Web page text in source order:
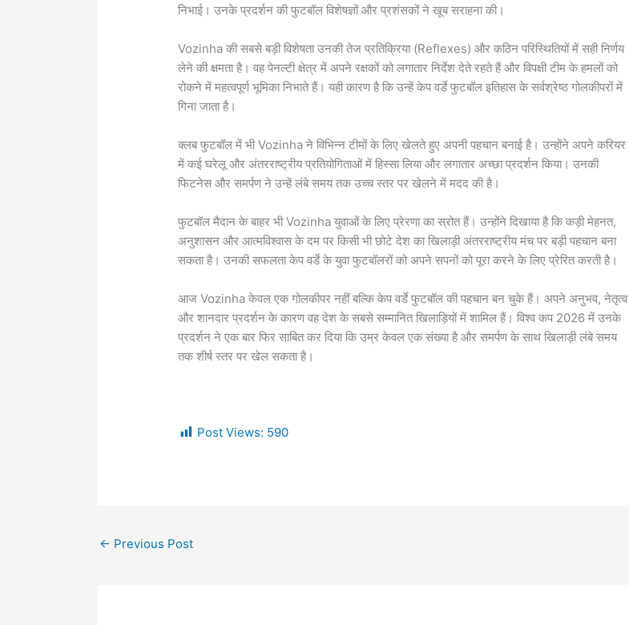
निभाई। उनके प्रदर्शन की फुटबॉल विशेषज्ञों और प्रशंसकों ने खूब सराहना की।
Vozinha की सबसे बड़ी विशेषता उनकी तेज प्रतिक्रिया (Reflexes) और कठिन परिस्थितियों में सही निर्णय
लेने की क्षमता है। वह पेनल्टी क्षेत्र में अपने रक्षकों को लगातार निर्देश देते रहते हैं और विपक्षी टीम के हमलों को
रोकने में महत्वपूर्ण भूमिका निभाते हैं। यही कारण है कि उन्हें केप वर्डे फुटबॉल इतिहास के सर्वश्रेष्ठ गोलकीपरों में
गिना जाता है।
क्लब फुटबॉल में भी Vozinha ने विभिन्न टीमों के लिए खेलते हुए अपनी पहचान बनाई है। उन्होंने अपने करियर
में कई घरेलू और अंतरराष्ट्रीय प्रतियोगिताओं में हिस्सा लिया और लगातार अच्छा प्रदर्शन किया। उनकी
फिटनेस और समर्पण ने उन्हें लंबे समय तक उच्च स्तर पर खेलने में मदद की है।
फुटबॉल मैदान के बाहर भी Vozinha युवाओं के लिए प्रेरणा का स्रोत हैं। उन्होंने दिखाया है कि कड़ी मेहनत,
अनुशासन और आत्मविश्वास के दम पर किसी भी छोटे देश का खिलाड़ी अंतरराष्ट्रीय मंच पर बड़ी पहचान बना
सकता है। उनकी सफलता केप वर्डे के युवा फुटबॉलरों को अपने सपनों को पूरा करने के लिए प्रेरित करती है।
आज Vozinha केवल एक गोलकीपर नहीं बल्कि केप वर्डे फुटबॉल की पहचान बन चुके हैं। अपने अनुभव, नेतृत्व
और शानदार प्रदर्शन के कारण वह देश के सबसे सम्मानित खिलाड़ियों में शामिल हैं। विश्व कप 2026 में उनके
प्रदर्शन ने एक बार फिर साबित कर दिया कि उम्र केवल एक संख्या है और समर्पण के साथ खिलाड़ी लंबे समय
तक शीर्ष स्तर पर खेल सकता है।
Post Views: 590
← Previous Post